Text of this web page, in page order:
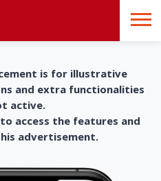
is for illustrative
and extra functionalities
active.
access the features and
advertisement.